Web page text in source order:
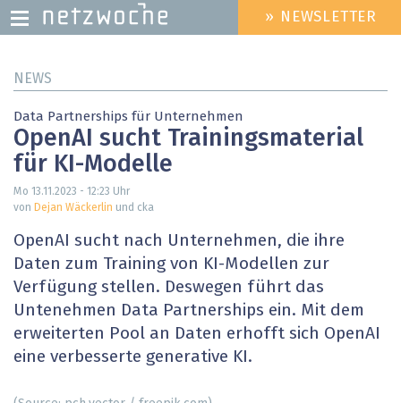
zum
HEADER
MENU
» NEWSLETTER
NEWS
Data Partnerships für Unternehmen
OpenAI sucht Trainingsmaterial
für KI-Modelle
Mo 13.11.2023 - 12:23 Uhr
von Dejan Wäckerlin und cka
OpenAI sucht nach Unternehmen, die ihre
Daten zum Training von KI-Modellen zur
Verfügung stellen. Deswegen führt das
Untenehmen Data Partnerships ein. Mit dem
erweiterten Pool an Daten erhofft sich OpenAI
eine verbesserte generative KI.